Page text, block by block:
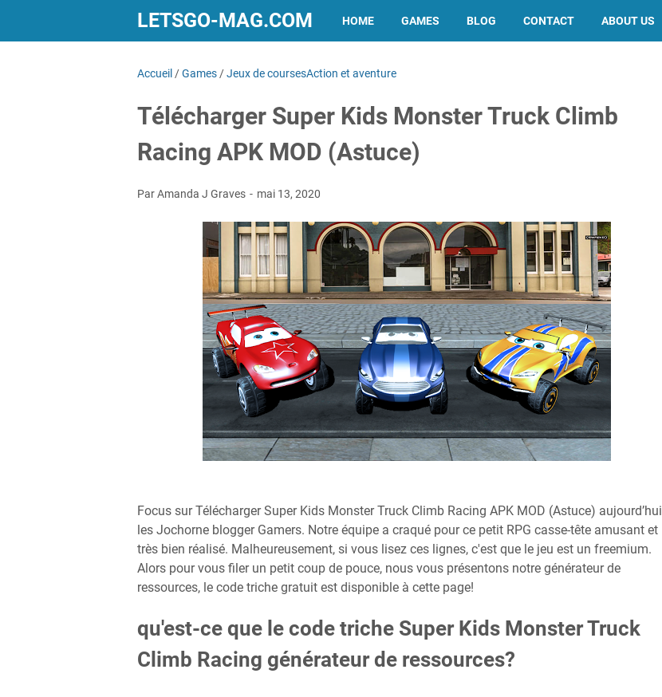
LETSGO-MAG.COM HOME GAMES BLOG CONTACT ABOUT US
Accueil /Games /Jeux de coursesAction et aventure
Télécharger Super Kids Monster Truck Climb
Racing APK MOD (Astuce)
Par Amanda J Graves mai 13, 2020
Focus sur Télécharger Super Kids Monster Truck Climb Racing APK MOD (Astuce) aujourd’hui
les Jochorne blogger Gamers. Notre équipe a craqué pour ce petit RPG casse-tête amusant et
très bien réalisé. Malheureusement, si vous lisez ces lignes, c'est que le jeu est un freemium.
Alors pour vous filer un petit coup de pouce, nous vous présentons notre générateur de
ressources, le code triche gratuit est disponible à cette page!
qu'est-ce que le code triche Super Kids Monster Truck
Climb Racing générateur de ressources?